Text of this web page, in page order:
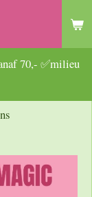
70,- ✅milieu